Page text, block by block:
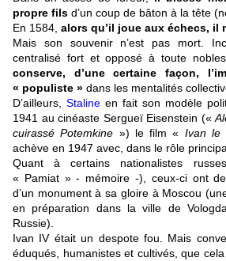
propre fils d’un coup de bâton à la tête
En 1584, alors qu’il joue aux échecs, il
Mais son souvenir n’est pas mort.
centralisé fort et opposé à toute
conserve, d’une certaine façon,
« populiste » dans les mentalités
D’ailleurs, Staline en fait son modèle
1941 au cinéaste Sergueï Eisenstein («
cuirassé Potemkine ») le film « Ivan le
achève en 1947 avec, dans le rôle
Quant à certains nationalistes
« Pamiat » - mémoire -), ceux-ci ont
d’un monument à sa gloire à Moscou
en préparation dans la ville de
Russie).
Ivan IV était un despote fou. Mais
éduqués, humanistes et cultivés, que